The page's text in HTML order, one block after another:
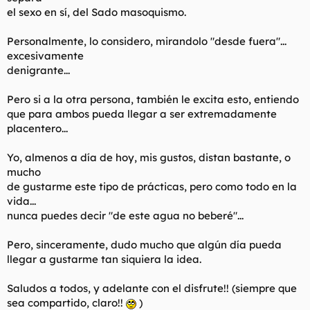
el sexo en sí, del Sado masoquismo.
Personalmente, lo considero, mirandolo "desde fuera"...
excesivamente
denigrante...
Pero si a la otra persona, también le excita esto, entiendo
que para ambos pueda llegar a ser extremadamente
placentero...
Yo, almenos a día de hoy, mis gustos, distan bastante, o
mucho
de gustarme este tipo de prácticas, pero como todo en la
vida...
nunca puedes decir "de este agua no beberé"...
Pero, sinceramente, dudo mucho que algún día pueda
llegar a gustarme tan siquiera la idea.
Saludos a todos, y adelante con el disfrute!! (siempre que
sea compartido, claro!!
)